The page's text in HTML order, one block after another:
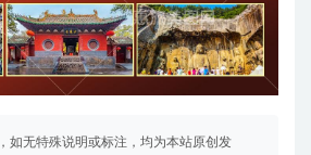
如无特殊说明或标注，均为本站原创发